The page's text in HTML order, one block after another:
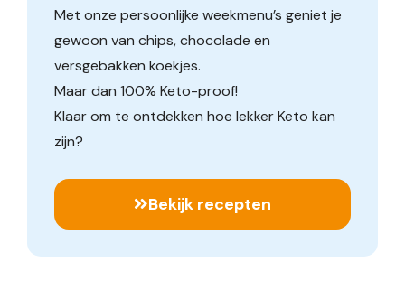
Met onze persoonlijke weekmenu’s geniet je
gewoon van chips, chocolade en
versgebakken koekjes.
Maar dan 100% Keto-proof!
Klaar om te ontdekken hoe lekker Keto kan
zijn?
Bekijk recepten